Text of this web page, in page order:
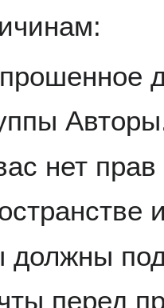
нет
должны
перед